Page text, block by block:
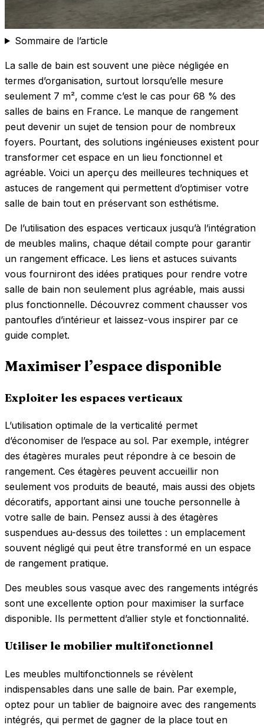
Sommaire de l’article
La salle de bain est souvent une pièce négligée en
termes d’organisation, surtout lorsqu’elle mesure
seulement 7 m², comme c’est le cas pour 68 % des
salles de bains en France. Le manque de rangement
peut devenir un sujet de tension pour de nombreux
foyers. Pourtant, des solutions ingénieuses existent pour
transformer cet espace en un lieu fonctionnel et
agréable. Voici un aperçu des meilleures techniques et
astuces de rangement qui permettent d’optimiser votre
salle de bain tout en préservant son esthétisme.
De l’utilisation des espaces verticaux jusqu’à l’intégration
de meubles malins, chaque détail compte pour garantir
un rangement efficace. Les liens et astuces suivants
vous fourniront des idées pratiques pour rendre votre
salle de bain non seulement plus agréable, mais aussi
plus fonctionnelle. Découvrez comment chausser vos
pantoufles d’intérieur et laissez-vous inspirer par ce
guide complet.
Maximiser l’espace disponible
Exploiter les espaces verticaux
L’utilisation optimale de la verticalité permet
d’économiser de l’espace au sol. Par exemple, intégrer
des étagères murales peut répondre à ce besoin de
rangement. Ces étagères peuvent accueillir non
seulement vos produits de beauté, mais aussi des objets
décoratifs, apportant ainsi une touche personnelle à
votre salle de bain. Pensez aussi à des étagères
suspendues au-dessus des toilettes : un emplacement
souvent négligé qui peut être transformé en un espace
de rangement pratique.
Des meubles sous vasque avec des rangements intégrés
sont une excellente option pour maximiser la surface
disponible. Ils permettent d’allier style et fonctionnalité.
Utiliser le mobilier multifonctionnel
Les meubles multifonctionnels se révèlent
indispensables dans une salle de bain. Par exemple,
optez pour un tablier de baignoire avec des rangements
intégrés, qui permet de gagner de la place tout en